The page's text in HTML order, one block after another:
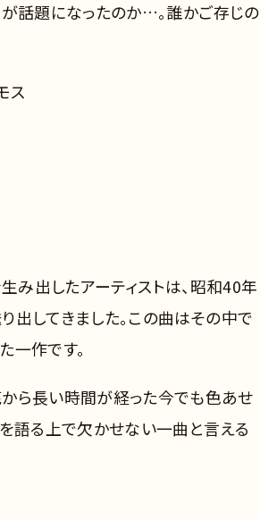
が話題になったのか…。誰かご存じの
ス
み出したアーティストは、昭和40年
出してきました。この曲はその中で
一作です。
ら長い時間が経った今でも色あせ
語る上で欠かせない一曲と言える